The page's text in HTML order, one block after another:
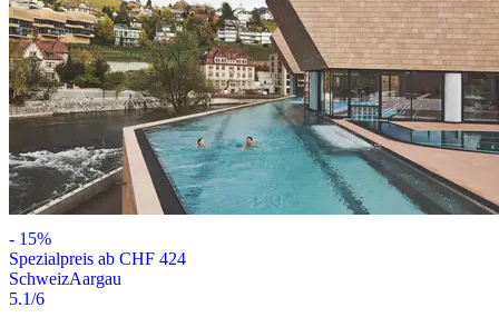
- 15%
Spezialpreis ab CHF 424
SchweizAargau
5.1/6